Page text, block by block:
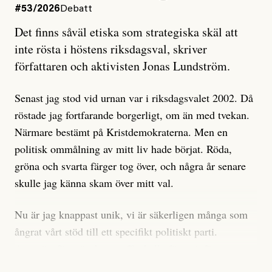
Artikeln undersöker inte, som ETC påstår, ”vad som
är sant, vad som är rykten”, utan den bidrar bara till
ännu mer ryktesspridning. Det finns inte ett enda bevis
misstänkta personen är en infiltratör. Det som läsaren
får veta är att personen har ändrat sina politiska åsikter
under åren, att den har raderat tidigare innehåll på sina
sociala medier, att artikelns författare inte förstår sig
på personens ekonomi och att det tydligen finns
anonyma röster inom rörelsen som säger saker som
anses vara anledningar att titta närmare på personen,
men ingenting av detta är tillräckligt för att hänga ut
#53/2026 Debatt
Det finns såväl etiska som strategiska skäl att
inte rösta i höstens riksdagsval, skriver
författaren och aktivisten Jonas Lundström.
Senast jag stod vid urnan var i riksdagsvalet 2002. Då
röstade jag fortfarande borgerligt, om än med tvekan.
Närmare bestämt på Kristdemokraterna. Men en
politisk ommålning av mitt liv hade börjat. Röda,
gröna och svarta färger tog över, och några år senare
skulle jag känna skam över mitt val.
Nu är jag knappast unik, vi är säkerligen många som
ångrat vårt stöd till ett specifikt politiskt parti.